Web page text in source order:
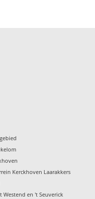
Kerckhoven Laarakkers
Westend en 't Seuverick